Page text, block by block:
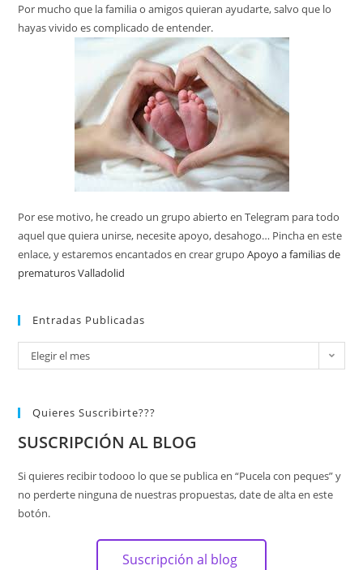
Por mucho que la familia o amigos quieran ayudarte, salvo que lo
hayas vivido es complicado de entender.
Por ese motivo, he creado un grupo abierto en Telegram para todo
aquel que quiera unirse, necesite apoyo, desahogo… Pincha en este
enlace, y estaremos encantados en crear grupoApoyo a familias de
prematuros Valladolid
Entradas Publicadas
Elegir el mes
Quieres Suscribirte???
SUSCRIPCIÓN AL BLOG
Si quieres recibir todooo lo que se publica en “Pucela con peques” y
no perderte ninguna de nuestras propuestas, date de alta en este
botón.
Suscripción al blog